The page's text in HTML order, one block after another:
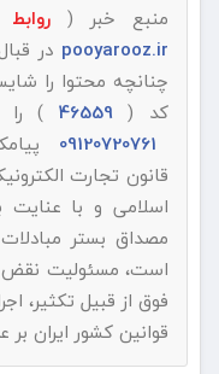
منبع خبر (
pooyarooz.ir در
چنانچه محتوا را
کد (46559
) را
اسلامی و با عنایت
مصداق بستر
است، مسئولیت نقض
فوق از قبیل تکثیر،
قوانین کشور ایران